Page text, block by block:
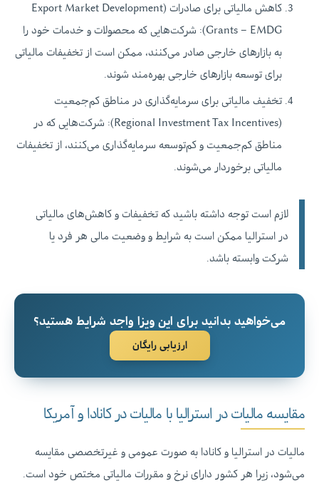
کاهش مالیاتی برای صادرات (Export Market Development
Grants – EMDG): شرکت‌هایی که محصولات و خدمات خود را
به بازارهای خارجی صادر می‌کنند، ممکن است از تخفیفات مالیاتی
برای توسعه بازارهای خارجی بهره‌‌مند شوند.
تخفیف مالیاتی برای سرمایه‌گذاری در مناطق کم‌جمعیت
(Regional Investment Tax Incentives): شرکت‌هایی که در
مناطق کم‌جمعیت و کم‌توسعه سرمایه‌گذاری می‌کنند، از تخفیفات
مالیاتی برخوردار می‌شوند.
لازم است توجه داشته باشید که تخفیفات و کاهش‌های مالیاتی
در استرالیا ممکن است به شرایط و وضعیت مالی هر فرد یا
شرکت وابسته باشد.
می‌خواهید بدانید برای این ویزا واجد شرایط هستید؟
ارزیابی رایگان
مقایسه مالیات در استرالیا با مالیات در کانادا و آمریکا
مالیات در استرالیا و کانادا به صورت عمومی و غیرتخصصی مقایسه
می‌شود، زیرا هر کشور دارای نرخ و مقررات مالیاتی مختص خود است.